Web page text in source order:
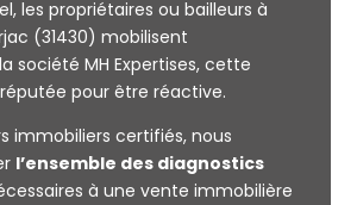
les propriétaires ou bailleurs à
(31430) mobilisent
société MH Expertises, cette
pour être réactive.
immobiliers certifiés, nous
l’ensemble des diagnostics
à une vente immobilière